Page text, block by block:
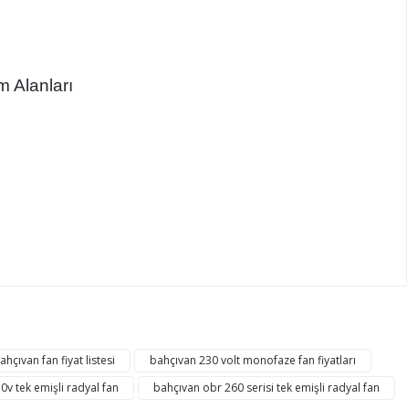
Alanları
fan fiyat listesi
bahçıvan 230 volt monofaze fan fiyatları
tek emişli radyal fan bahçıvan obr 260 serisi tek emişli radyal fan